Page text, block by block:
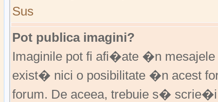
Sus
Pot publica imagini?
Imaginile pot fi afi�ate �n
exist� nici o posibilitate �n acest
forum. De aceea, trebuie s�